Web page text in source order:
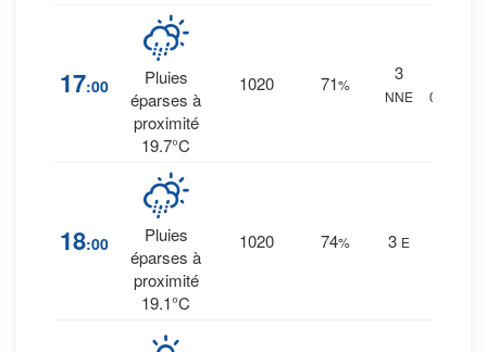
17:00
Pluies
éparses à
proximité
19.7°C
1020 71%
3
NNE
0 mm.
18:00
Pluies
éparses à
proximité
19.1°C
1020 74% 3 E